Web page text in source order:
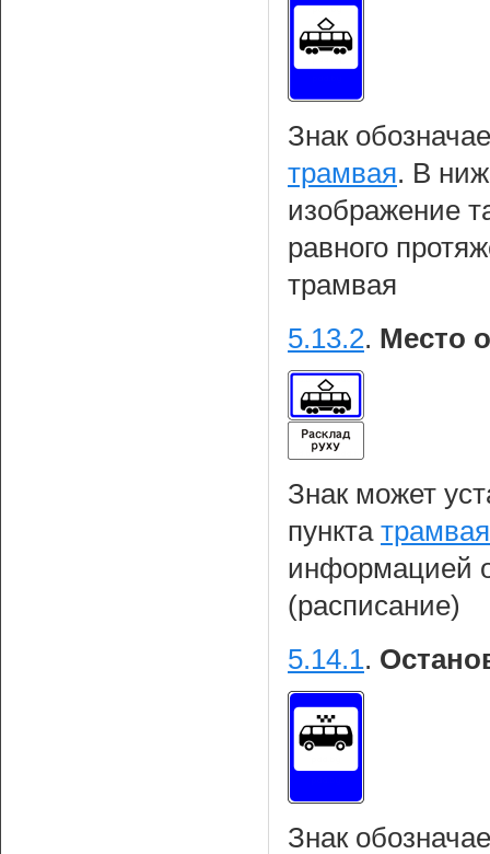
Знак
трамвая. В
изображение
равного
трамвая
5.13.2. Место
Знак может
пункта трамвая
информацией
(расписание)
5.14.1.
Знак